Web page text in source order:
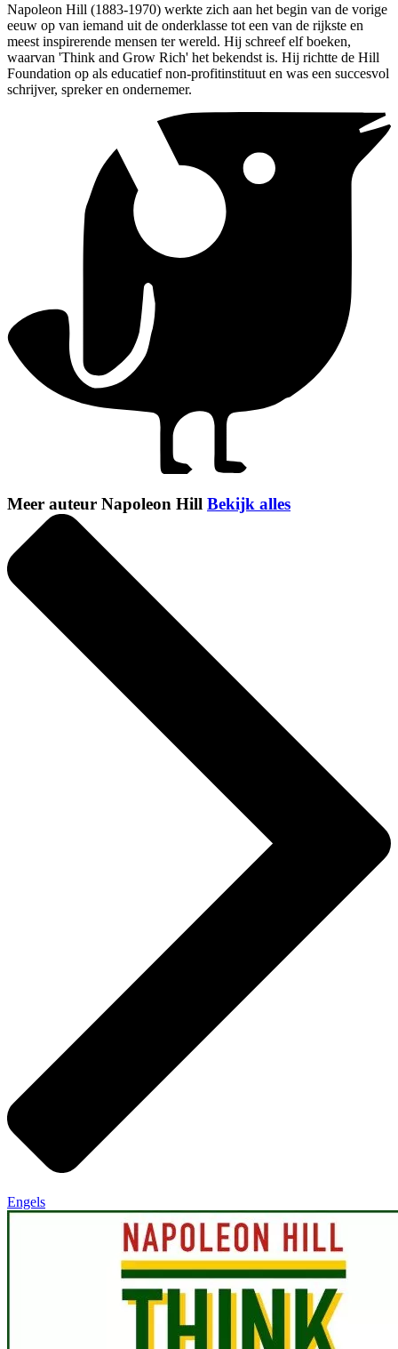
Napoleon Hill (1883-1970) werkte zich aan het begin van de vorige
eeuw op van iemand uit de onderklasse tot een van de rijkste en
meest inspirerende mensen ter wereld. Hij schreef elf boeken,
waarvan 'Think and Grow Rich' het bekendst is. Hij richtte de Hill
Foundation op als educatief non-profitinstituut en was een succesvol
schrijver, spreker en ondernemer.
Meer auteur Napoleon Hill Bekijk alles
Engels